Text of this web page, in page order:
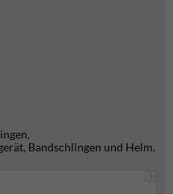
Bandschlingen und Helm.
i